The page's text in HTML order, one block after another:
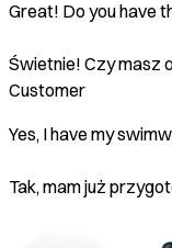
Great! Do you have
Świetnie! Czy masz
Customer
Yes, I have my
Tak, mam już